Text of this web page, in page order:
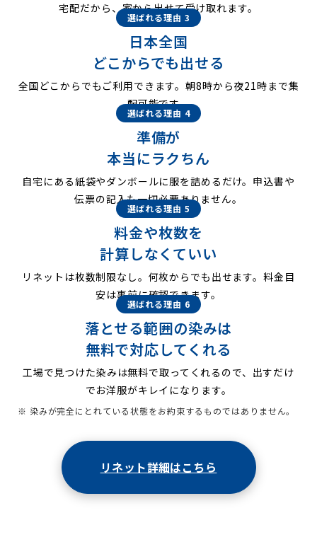
宅配だから、家から出せて受け取れます。
選ばれる理由 3
日本全国
どこからでも出せる
全国どこからでもご利用できます。朝8時から夜21時まで集
配可能です。
選ばれる理由 4
準備が
本当にラクちん
自宅にある紙袋やダンボールに服を詰めるだけ。申込書や
伝票の記入も一切必要ありません。
選ばれる理由 5
料金や枚数を
計算しなくていい
リネットは枚数制限なし。何枚からでも出せます。料金目
安は事前に確認できます。
選ばれる理由 6
落とせる範囲の染みは
無料で対応してくれる
工場で見つけた染みは無料で取ってくれるので、出すだけ
でお洋服がキレイになります。
※ 染みが完全にとれている状態をお約束するものではありません。
リネット詳細はこちら